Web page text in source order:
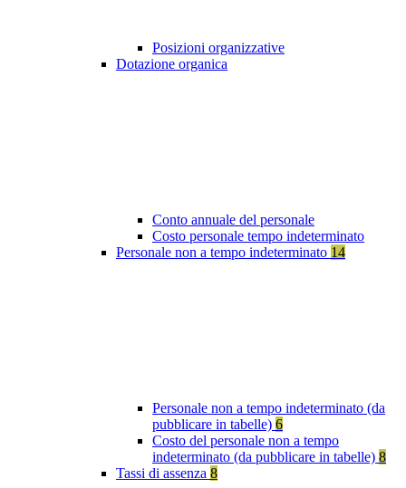
Posizioni organizzative
Dotazione organica
Conto annuale del personale
Costo personale tempo indeterminato
Personale non a tempo indeterminato 14
Personale non a tempo indeterminato (da
pubblicare in tabelle) 6
Costo del personale non a tempo
indeterminato (da pubblicare in tabelle) 8
Tassi di assenza 8